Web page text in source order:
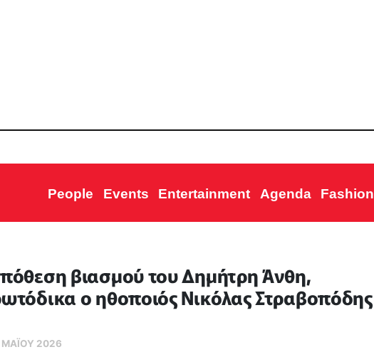
People Events Entertainment Agenda Fashion
βιασμού του Δημήτρη Άνθη,
ο ηθοποιός Νικόλας Στραβοπόδης
ΜΑΪ́ΟΥ 2026